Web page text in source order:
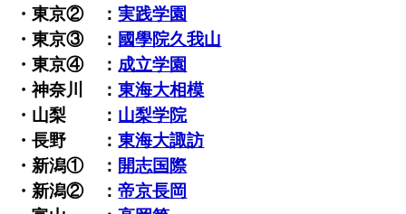
・東京② ：実践学園
・東京③ ： 國學院久我山
・東京④ ： 成立学園
・神奈川 ：東海大相模
・山梨 ： 山梨学院
・長野 ：東海大諏訪
・新潟① ： 開志国際
・新潟② ：帝京長岡